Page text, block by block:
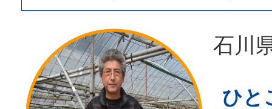
石川
ひと